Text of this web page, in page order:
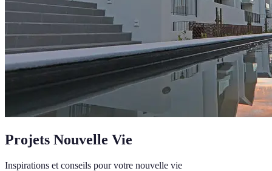
Projets Nouvelle Vie
Inspirations et conseils pour votre nouvelle vie